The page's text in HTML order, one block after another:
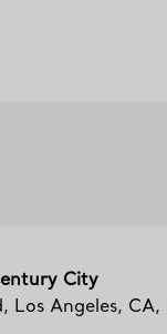
City
, Los Angeles, CA,